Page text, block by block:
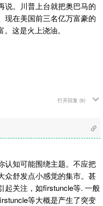
说。川普上台就把奥巴马的
现在美国前三名亿万富豪的
这是火上浇油。
打开回复 (9)
认知可能围绕主题。不应把
众舒发点小感觉的集市。甚
起关注，如firstuncle等. 一般
等大概是产生了突变